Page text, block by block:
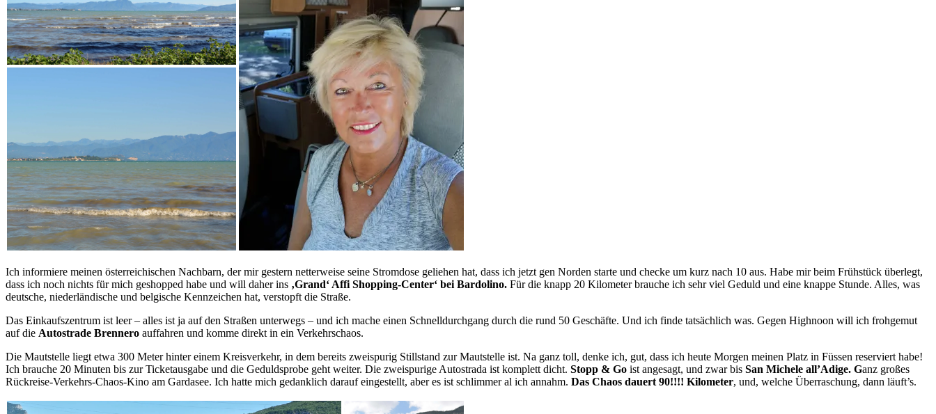
Ich informiere meinen österreichischen Nachbarn, der mir gestern netterweise seine Stromdose geliehen hat, dass ich jetzt gen Norden starte und checke um kurz nach 10 aus. Habe mir beim Frühstück überlegt,
dass ich noch nichts für mich geshopped habe und will daher ins ‚Grand‘ Affi Shopping-Center‘ bei Bardolino. Für die knapp 20 Kilometer brauche ich sehr viel Geduld und eine knappe Stunde. Alles, was
deutsche, niederländische und belgische Kennzeichen hat, verstopft die Straße.
Das Einkaufszentrum ist leer – alles ist ja auf den Straßen unterwegs – und ich mache einen Schnelldurchgang durch die rund 50 Geschäfte. Und ich finde tatsächlich was. Gegen Highnoon will ich frohgemut
auf die Autostrade Brennero auffahren und komme direkt in ein Verkehrschaos.
Die Mautstelle liegt etwa 300 Meter hinter einem Kreisverkehr, in dem bereits zweispurig Stillstand zur Mautstelle ist. Na ganz toll, denke ich, gut, dass ich heute Morgen meinen Platz in Füssen reserviert habe!
Ich brauche 20 Minuten bis zur Ticketausgabe und die Geduldsprobe geht weiter. Die zweispurige Autostrada ist komplett dicht. Stopp & Go ist angesagt, und zwar bis San Michele all’Adige. Ganz großes
Rückreise-Verkehrs-Chaos-Kino am Gardasee. Ich hatte mich gedanklich darauf eingestellt, aber es ist schlimmer al ich annahm. Das Chaos dauert 90!!!! Kilometer, und, welche Überraschung, dann läuft’s.